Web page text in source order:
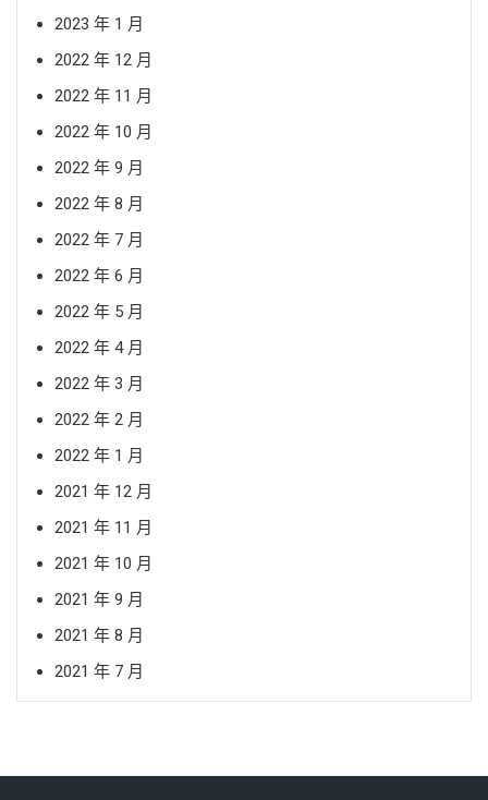
2023 年 1 月
2022 年 12 月
2022 年 11 月
2022 年 10 月
2022 年 9 月
2022 年 8 月
2022 年 7 月
2022 年 6 月
2022 年 5 月
2022 年 4 月
2022 年 3 月
2022 年 2 月
2022 年 1 月
2021 年 12 月
2021 年 11 月
2021 年 10 月
2021 年 9 月
2021 年 8 月
2021 年 7 月